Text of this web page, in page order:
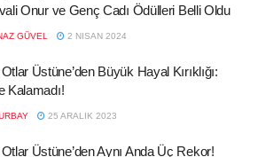
Onur ve Genç Cadı Ödülleri Belli Oldu
GÜVEL 2 NISAN 2024
Üstüne’den Büyük Hayal Kırıklığı:
Kalamadı!
25 ARALIK 2023
Üstüne’den Aynı Anda Üç Rekor!